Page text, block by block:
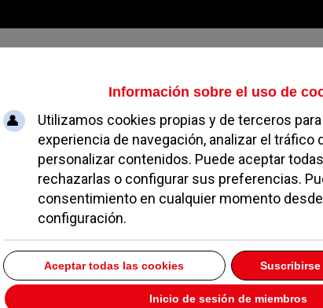
Sábado, 08 de agosto de 2026
DEPORTES MADRID NOROESTE SOCIEDAD MAGAZINE
de Pozuelo
laboral de sus
35 horas